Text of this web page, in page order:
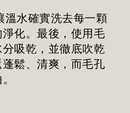
溫水確實洗去每一顆
化。最後，使用毛
吸乾，並徹底吹乾
鬆、清爽，而毛孔